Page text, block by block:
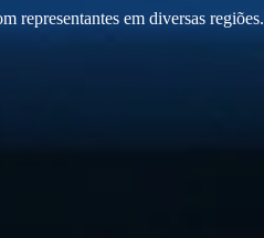
representantes em diversas regiões.